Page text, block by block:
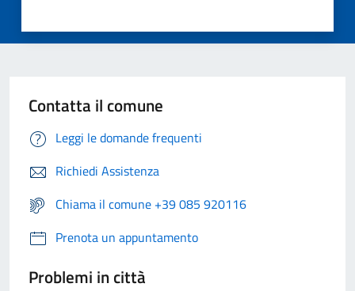
Contatta il comune
Leggi le domande frequenti
Richiedi Assistenza
Chiama il comune +39 085 920116
Prenota un appuntamento
Problemi in città